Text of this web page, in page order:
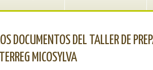
DOCUMENTOS DEL TALLER DE
MICOSYLVA